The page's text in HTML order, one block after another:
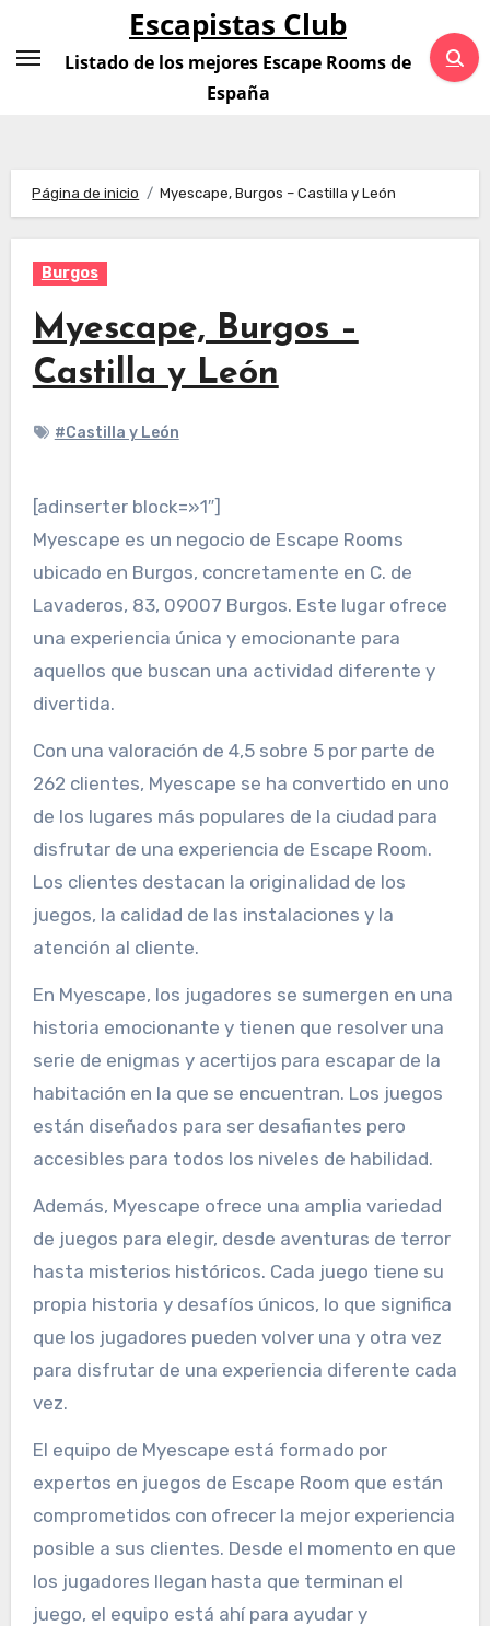
contenido
Escapistas Club
Listado de los mejores Escape Rooms de
España
Página de inicio Myescape, Burgos – Castilla y León
Burgos
Myescape, Burgos –
Castilla y León
#Castilla y León
[adinserter block=»1″]
Myescape es un negocio de Escape Rooms
ubicado en Burgos, concretamente en C. de
Lavaderos, 83, 09007 Burgos. Este lugar ofrece
una experiencia única y emocionante para
aquellos que buscan una actividad diferente y
divertida.
Con una valoración de 4,5 sobre 5 por parte de
262 clientes, Myescape se ha convertido en uno
de los lugares más populares de la ciudad para
disfrutar de una experiencia de Escape Room.
Los clientes destacan la originalidad de los
juegos, la calidad de las instalaciones y la
atención al cliente.
En Myescape, los jugadores se sumergen en una
historia emocionante y tienen que resolver una
serie de enigmas y acertijos para escapar de la
habitación en la que se encuentran. Los juegos
están diseñados para ser desafiantes pero
accesibles para todos los niveles de habilidad.
Además, Myescape ofrece una amplia variedad
de juegos para elegir, desde aventuras de terror
hasta misterios históricos. Cada juego tiene su
propia historia y desafíos únicos, lo que significa
que los jugadores pueden volver una y otra vez
para disfrutar de una experiencia diferente cada
vez.
El equipo de Myescape está formado por
expertos en juegos de Escape Room que están
comprometidos con ofrecer la mejor experiencia
posible a sus clientes. Desde el momento en que
los jugadores llegan hasta que terminan el
juego, el equipo está ahí para ayudar y